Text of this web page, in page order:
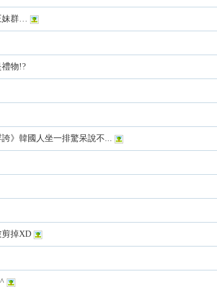
妹群…
物!?
》韓國人坐一排驚呆說不...
剪掉XD